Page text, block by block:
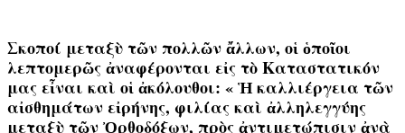
Σκοποί μεταξὺ τῶν πολλῶν ἄλλων, οἱ ὁποῖοι
λεπτομερῶς ἀναφέρονται εἰς τὸ Καταστατικόν
μας εἶναι καὶ οἱ ἀκόλουθοι: « Ἡ καλλιέργεια τῶν
αἰσθημάτων εἰρήνης, φιλίας καὶ ἀλληλεγγύης
μεταξὺ τῶν Ὀρθοδόξων, πρὸς ἀντιμετώπισιν ἀνὰ